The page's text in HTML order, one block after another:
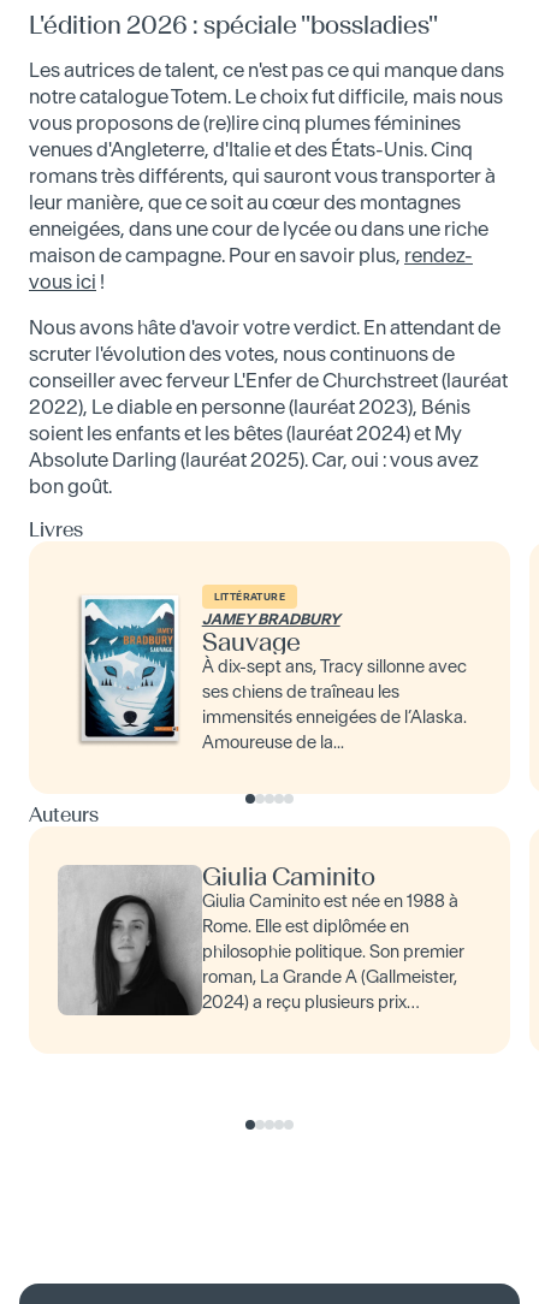
L'édition 2026 : spéciale "bossladies"
Les autrices de talent, ce n'est pas ce qui manque dans
notre catalogue Totem. Le choix fut difficile, mais nous
vous proposons de (re)lire cinq plumes féminines
venues d'Angleterre, d'Italie et des États-Unis. Cinq
romans très différents, qui sauront vous transporter à
leur manière, que ce soit au cœur des montagnes
enneigées, dans une cour de lycée ou dans une riche
maison de campagne. Pour en savoir plus, rendez-
vous ici !
Nous avons hâte d'avoir votre verdict. En attendant de
scruter l'évolution des votes, nous continuons de
conseiller avec ferveur L'Enfer de Churchstreet (lauréat
2022), Le diable en personne (lauréat 2023), Bénis
soient les enfants et les bêtes (lauréat 2024) et My
Absolute Darling (lauréat 2025). Car, oui : vous avez
bon goût.
Livres
LITTÉRATURE
JAMEY BRADBURY
Sauvage
À dix-sept ans, Tracy sillonne avec
ses chiens de traîneau les
immensités enneigées de l’Alaska.
Amoureuse de la...
Auteurs
Giulia Caminito
Giulia Caminito est née en 1988 à
Rome. Elle est diplômée en
philosophie politique. Son premier
roman, La Grande A (Gallmeister,
2024) a reçu plusieurs prix
impliquée dans le milieu…